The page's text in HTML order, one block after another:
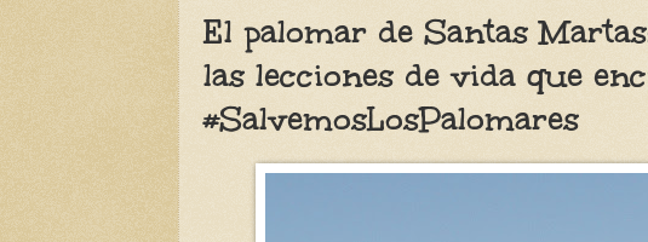
El palomar de Santas
las lecciones de vida que
#SalvemosLosPalomares